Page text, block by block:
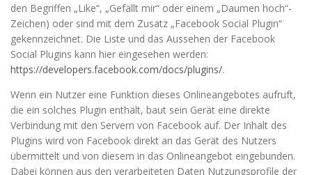
den Begriffen „Like“, „Gefällt mir“ oder einem „Daumen hoch“-
Zeichen) oder sind mit dem Zusatz „Facebook Social Plugin“
gekennzeichnet. Die Liste und das Aussehen der Facebook
Social Plugins kann hier eingesehen werden:
https://developers.facebook.com/docs/plugins/.
Wenn ein Nutzer eine Funktion dieses Onlineangebotes aufruft,
die ein solches Plugin enthält, baut sein Gerät eine direkte
Verbindung mit den Servern von Facebook auf. Der Inhalt des
Plugins wird von Facebook direkt an das Gerät des Nutzers
übermittelt und von diesem in das Onlineangebot eingebunden.
Dabei können aus den verarbeiteten Daten Nutzungsprofile der